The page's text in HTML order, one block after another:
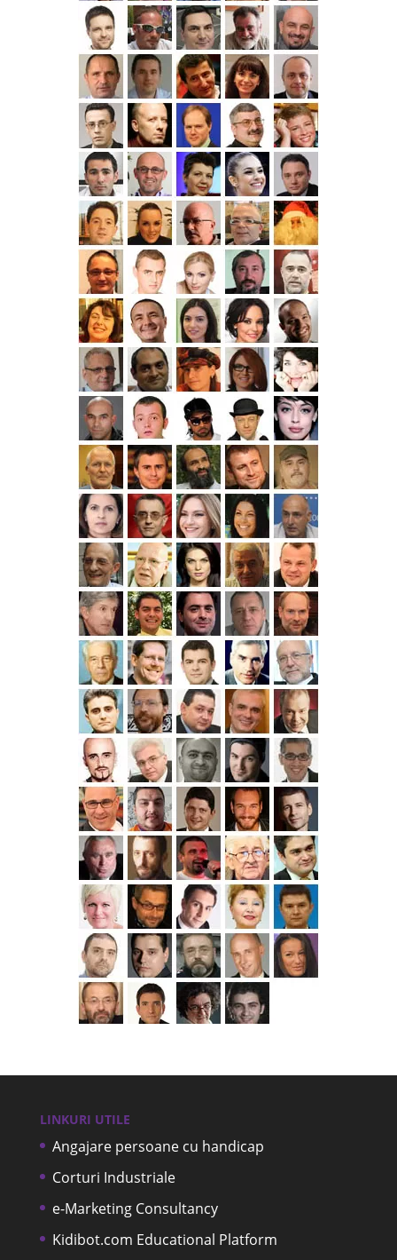
LINKURI UTILE
Angajare persoane cu handicap
Corturi Industriale
e-Marketing Consultancy
Kidibot.com Educational Platform